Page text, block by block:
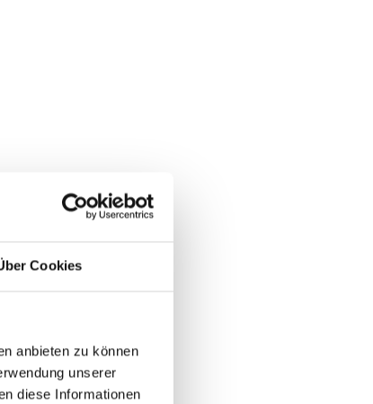
Cookies
anbieten zu können
unserer
diese Informationen